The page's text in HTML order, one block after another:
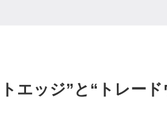
エッジ”と“トレード